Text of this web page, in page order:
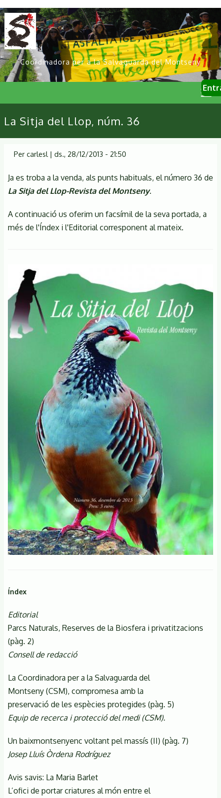
Vés
al
contingut
Coordinadora per a la Salvaguarda del Montseny
User
Primary
links
La Sitja del Llop, núm. 36
Per carlesl | ds., 28/12/2013 - 21:50
Ja es troba a la venda, als punts habituals, el número 36 de
La Sitja del Llop-Revista del Montseny.
A continuació us oferim un facsímil de la seva portada, a
més de l'Índex i l'Editorial corresponent al mateix.
Índex
Editorial
Parcs Naturals, Reserves de la Biosfera i privatitzacions
(pàg. 2)
Consell de redacció
La Coordinadora per a la Salvaguarda del
Montseny (CSM), compromesa amb la
preservació de les espècies protegides (pàg. 5)
Equip de recerca i protecció del medi (CSM).
Un baixmontsenyenc voltant pel massís (II) (pàg. 7)
Josep Lluís Òrdena Rodríguez
Avis savis: La Maria Barlet
L’ofici de portar criatures al món entre el